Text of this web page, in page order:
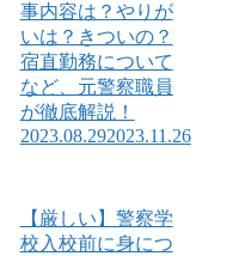
事内容は？やりが
いは？きついの？
宿直勤務について
など、元警察職員
が徹底解説！
2023.08.292023.11.26
【厳しい】警察学
校入校前に身につ